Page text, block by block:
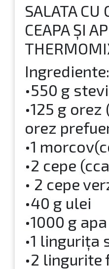
SALATA CU
CEAPA ȘI
Ingrediente:
•550 g
•125 g
orez
•1
•2 cepe
• 2 cepe
•40 g ulei
•1000 g apa
•1 lingurița
•2 lingurite